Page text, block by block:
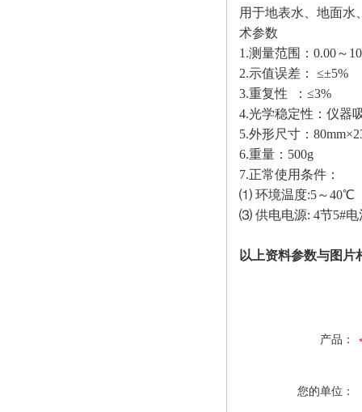
用于地表水、地面水
术参数
1.测量范围：0.00～
2.示值误差： ≤±5%
3.重复性 ：≤3%
4.光学稳定性：仪器
5.外形尺寸：
6.重量：500g
7.正常使用条件：
⑴ 环境温度:5～40℃
⑶ 供电电源: 4节5#电
以上资料参数与图片
产品：
您的单位：